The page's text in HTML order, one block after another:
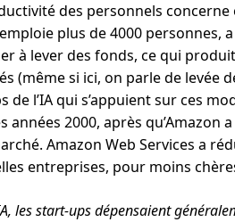
des personnels
plus de 4000 personnes,
à lever des fonds, ce qui
(même si ici, on parle de levée
de l’IA qui s’appuient sur ces
années 2000, après
Amazon Web Services a
entreprises, pour moins
les start-ups dépensaient